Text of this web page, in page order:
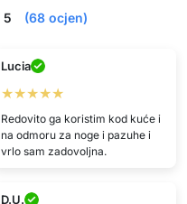
na odmoru za noge i pazuhe i
vrlo sam zadovoljna.
Dobra kvaliteta i sve brzo prošlo
:))
H.M.